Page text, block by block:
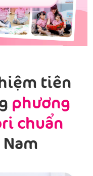
tiên
phương
chuẩn